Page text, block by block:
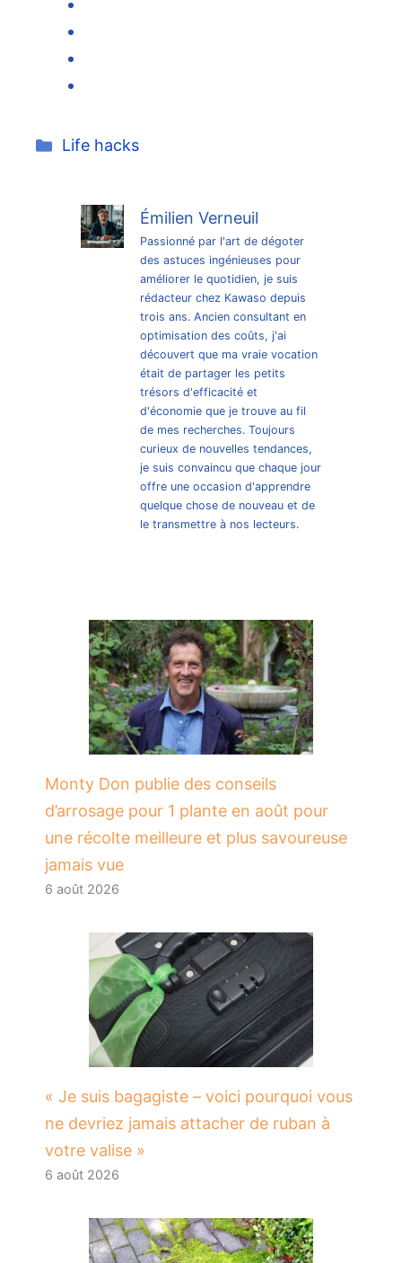
Catégories
Life hacks
Émilien Verneuil
Passionné par l'art de dégoter
des astuces ingénieuses pour
améliorer le quotidien, je suis
rédacteur chez Kawaso depuis
trois ans. Ancien consultant en
optimisation des coûts, j'ai
découvert que ma vraie vocation
était de partager les petits
trésors d'efficacité et
d'économie que je trouve au fil
de mes recherches. Toujours
curieux de nouvelles tendances,
je suis convaincu que chaque jour
offre une occasion d'apprendre
quelque chose de nouveau et de
le transmettre à nos lecteurs.
Monty Don publie des conseils
d’arrosage pour 1 plante en août pour
une récolte meilleure et plus savoureuse
jamais vue
6 août 2026
« Je suis bagagiste – voici pourquoi vous
ne devriez jamais attacher de ruban à
votre valise »
6 août 2026